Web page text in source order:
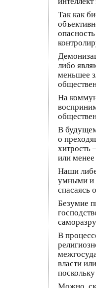
Так как
либо
меньшее
На
В
о
хитрость
или
Наши
умными и
спасаясь
Безумие
В
власти